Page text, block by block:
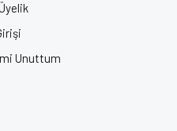
Motor Kaskı, Kask Fiyatları,
İyi Motor Kaskları
Unuttum